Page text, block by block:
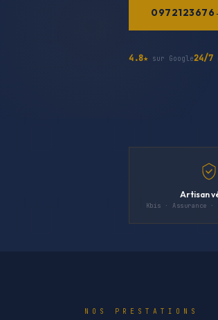
0972123676
4.8★ sur Google24/7
Artisan
Kbis · Assurance
NOS PRESTATIONS